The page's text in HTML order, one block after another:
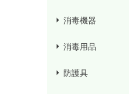
消毒機器
消毒用品
防護具